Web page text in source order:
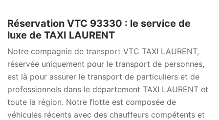
Réservation VTC 93330 : le service de
luxe de TAXI LAURENT
Notre compagnie de transport VTC TAXI LAURENT,
réservée uniquement pour le transport de personnes,
est là pour assurer le transport de particuliers et de
professionnels dans le département TAXI LAURENT et
toute la région. Notre flotte est composée de
véhicules récents avec des chauffeurs compétents et